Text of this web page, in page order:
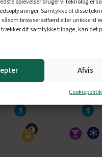
oplevelser bruger vi teknologier
Samtykke til disse
browseradfærd eller unikke
dit samtykke tilbage, kan det
Afvis
Cookiepolitik